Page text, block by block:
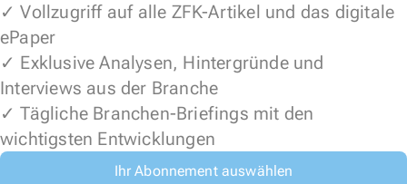
✓ Vollzugriff auf alle ZFK-Artikel und das digitale
ePaper
✓ Exklusive Analysen, Hintergründe und
Interviews aus der Branche
✓ Tägliche Branchen-Briefings mit den
wichtigsten Entwicklungen
Ihr Abonnement auswählen